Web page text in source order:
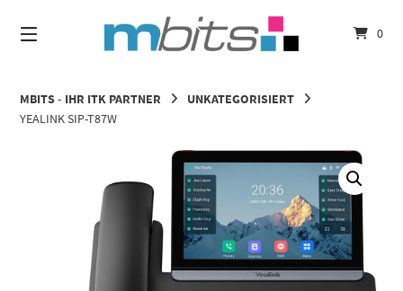
zum
Inhalt
0
MBITS - IHR ITK PARTNER
UNKATEGORISIERT
YEALINK SIP-T87W